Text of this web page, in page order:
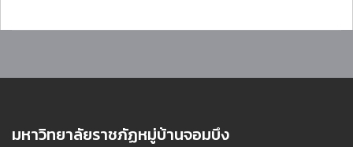
มหาวิทยาลัยราชภัฏหมู่บ้านจอมบึง